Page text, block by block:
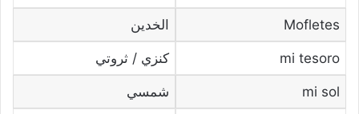
Mofletes الخدين
mi tesoro كنزي / ثروتي
mi sol شمسي